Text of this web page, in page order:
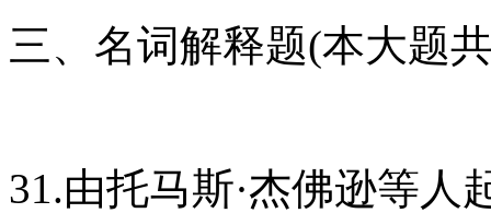
三、名词解释题(本大题
31.由托马斯·杰佛逊等人